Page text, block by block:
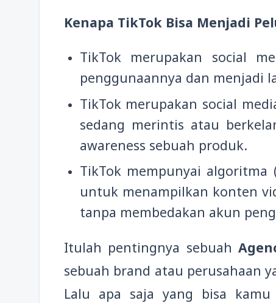
Kenapa TikTok Bisa Menjadi
TikTok merupakan social
penggunaannya dan menjadi
TikTok merupakan social
sedang merintis atau
awareness sebuah produk.
TikTok mempunyai algoritma
untuk menampilkan konten
tanpa membedakan akun
Itulah pentingnya sebuah
sebuah brand atau perusahaan
Lalu apa saja yang bisa